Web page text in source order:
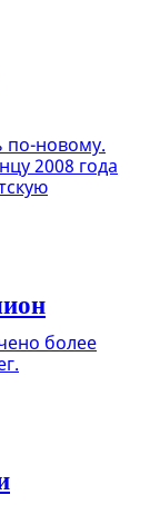
по-новому.
2008 года
более